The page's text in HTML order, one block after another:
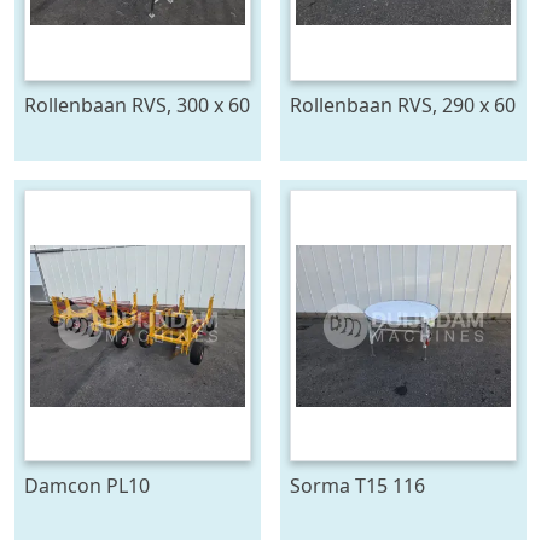
Rollenbaan RVS, 300 x 60
Rollenbaan RVS, 290 x 60
Damcon PL10
Sorma T15 116